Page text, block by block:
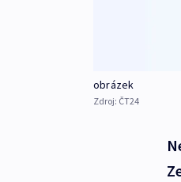
obrázek
Zdroj: ČT24